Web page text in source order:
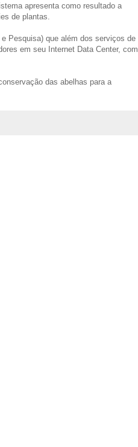
apresenta como resultado a
de plantas.
Pesquisa) que além dos serviços de
em seu Internet Data Center, com
das abelhas para a